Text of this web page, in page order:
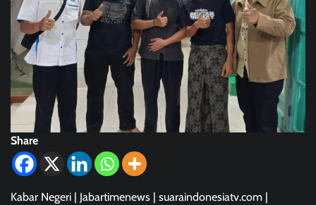
Share
Kabar Negeri | Jabartimenews | suaraindonesiatv.com |